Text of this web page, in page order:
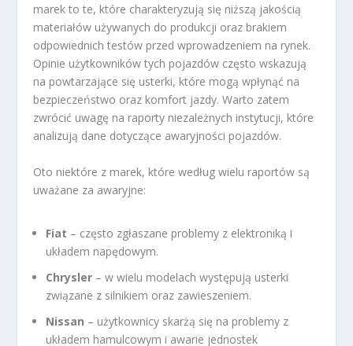
marek to te, które charakteryzują się niższą jakością
materiałów używanych do produkcji oraz brakiem
odpowiednich testów przed wprowadzeniem na rynek.
Opinie użytkowników tych pojazdów często wskazują
na powtarzające się usterki, które mogą wpłynąć na
bezpieczeństwo oraz komfort jazdy. Warto zatem
zwrócić uwagę na raporty niezależnych instytucji, które
analizują dane dotyczące awaryjności pojazdów.
Oto niektóre z marek, które według wielu raportów są
uważane za awaryjne:
Fiat – często zgłaszane problemy z elektroniką i
układem napędowym.
Chrysler – w wielu modelach występują usterki
związane z silnikiem oraz zawieszeniem.
Nissan – użytkownicy skarżą się na problemy z
układem hamulcowym i awarie jednostek